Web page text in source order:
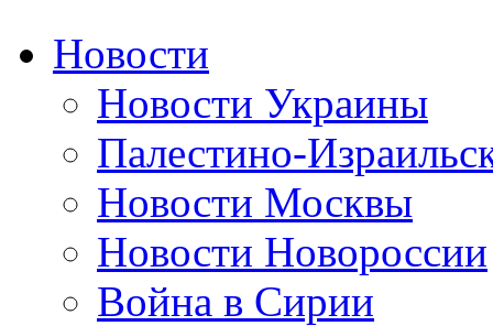
Новости
Новости Украины
Палестино-
Новости Москвы
Новости Новороссии
Война в Сирии